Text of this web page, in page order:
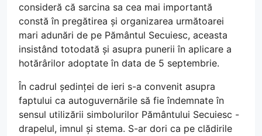
consideră că sarcina sa cea mai importantă
constă în pregătirea și organizarea următoarei
mari adunări de pe Pământul Secuiesc, aceasta
insistând totodată și asupra punerii în aplicare a
hotărârilor adoptate în data de 5 septembrie.
În cadrul ședinței de ieri s-a convenit asupra
faptului ca autoguvernările să fie îndemnate în
sensul utilizării simbolurilor Pământului Secuiesc -
drapelul, imnul și stema. S-ar dori ca pe clădirile